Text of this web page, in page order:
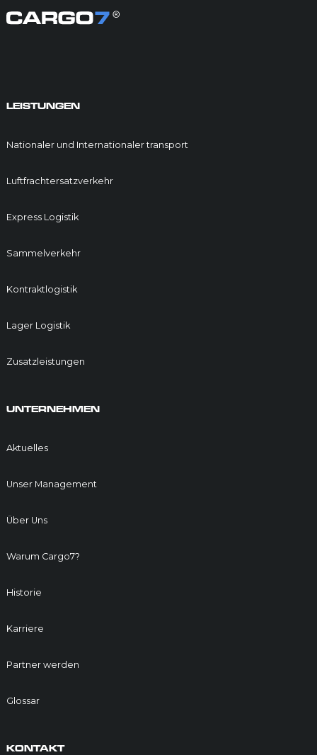
LEISTUNGEN
Nationaler und Internationaler transport
Luftfrachtersatzverkehr
Express Logistik
Sammelverkehr
Kontraktlogistik
Lager Logistik
Zusatzleistungen
UNTERNEHMEN
Aktuelles
Unser Management
Über Uns
Warum Cargo7?
Historie
Karriere
Partner werden
Glossar
KONTAKT